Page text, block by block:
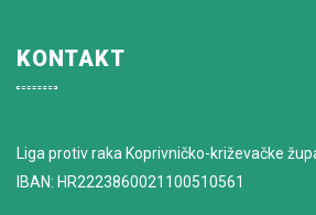
KONTAKT
Liga protiv raka Koprivničko-križevačke
IBAN: HR2223860021100510561